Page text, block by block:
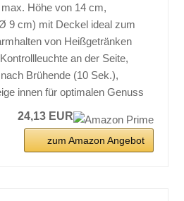
Höhe von 14 cm,
9 cm) mit Deckel ideal zum
von Heißgetränken
an der Seite,
Brühende (10 Sek.),
innen für optimalen Genuss
24,13 EUR
zum Amazon Angebot